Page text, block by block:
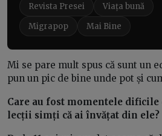
Revista Presei
Viața bună
Migrapop
Mai Bine
Mi se pare mult spus că sunt un
pun un pic de bine unde pot și
Care au fost momentele dificile
lecții simți că ai învățat din ele?